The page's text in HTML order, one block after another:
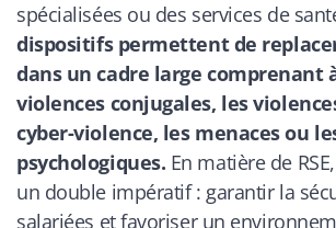
spécialisées ou des services de
dispositifs permettent de
dans un cadre large comprenant
violences conjugales, les
cyber-violence, les menaces ou
psychologiques. En matière de
un double impératif : garantir la
salariées et favoriser un